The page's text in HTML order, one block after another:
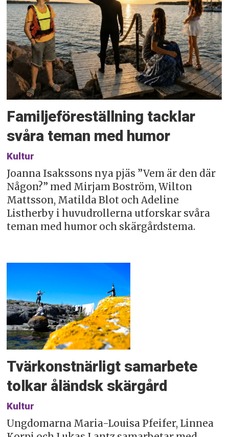
Familjeföreställning tacklar
svåra teman med humor
Kultur
Joanna Isakssons nya pjäs ”Vem är den där
Någon?” med Mirjam Boström, Wilton
Mattsson, Matilda Blot och Adeline
Listherby i huvudrollerna utforskar svåra
teman med humor och skärgårdstema.
Tvärkonstnärligt samarbete
tolkar åländsk skärgård
Kultur
Ungdomarna Maria-Louisa Pfeifer, Linnea